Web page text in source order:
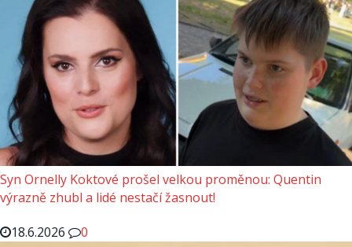
Syn Ornelly Koktové prošel velkou proměnou: Quentin
výrazně zhubl a lidé nestačí žasnout!
18.6.2026
0